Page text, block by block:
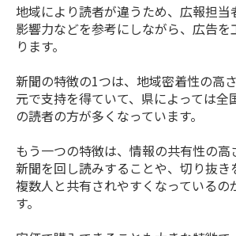
地域により読者が違うため、広報担当
影響力などを参考にしながら、広告を
ります。
新聞の特徴の1つは、地域密着性の高
元で支持を得ていて、県によっては全
の読者の方が多くなっています。
もう一つの特徴は、情報の共有性の高
新聞を回し読みすることや、切り抜き
複数人と共有されやすくなっているの
す。